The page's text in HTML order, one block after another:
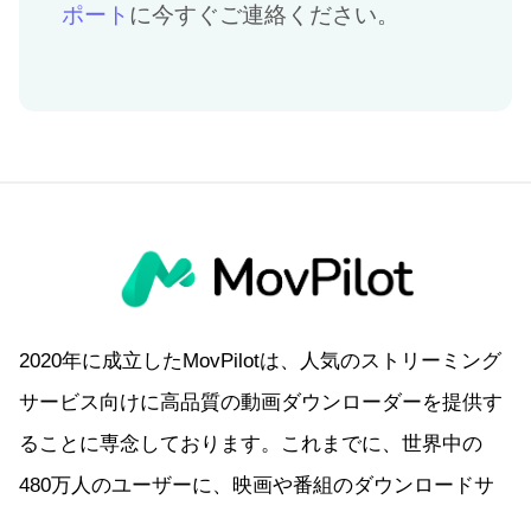
ポート に今すぐご連絡ください。
2020年に成立したMovPilotは、人気のストリーミング
サービス向けに高品質の動画ダウンローダーを提供す
ることに専念しております。これまでに、世界中の
480万人のユーザーに、映画や番組のダウンロードサ